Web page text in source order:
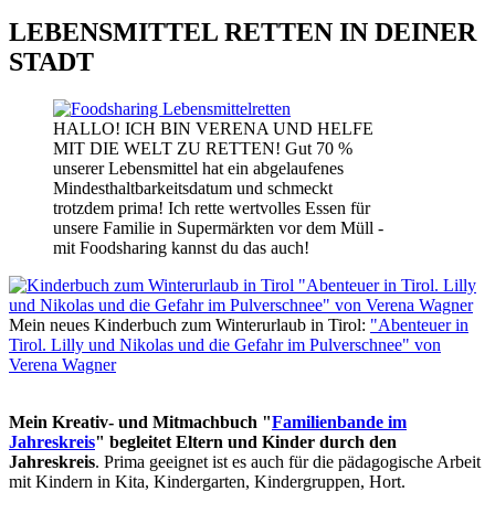
LEBENSMITTEL RETTEN IN DEINER
STADT
HALLO! ICH BIN VERENA UND HELFE
MIT DIE WELT ZU RETTEN! Gut 70 %
unserer Lebensmittel hat ein abgelaufenes
Mindesthaltbarkeitsdatum und schmeckt
trotzdem prima! Ich rette wertvolles Essen für
unsere Familie in Supermärkten vor dem Müll -
mit Foodsharing kannst du das auch!
Mein neues Kinderbuch zum Winterurlaub in Tirol: "Abenteuer in
Tirol. Lilly und Nikolas und die Gefahr im Pulverschnee" von
Verena Wagner
Mein Kreativ- und Mitmachbuch "Familienbande im
Jahreskreis" begleitet Eltern und Kinder durch den
Jahreskreis. Prima geeignet ist es auch für die pädagogische Arbeit
mit Kindern in Kita, Kindergarten, Kindergruppen, Hort.